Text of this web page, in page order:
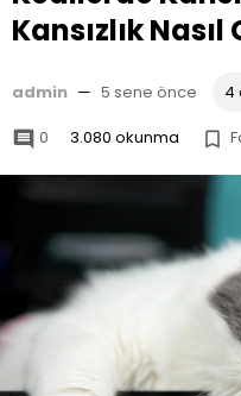
Kansızlık Nasıl
admin — 5 sene önce 4
 0 3.080 okunma 